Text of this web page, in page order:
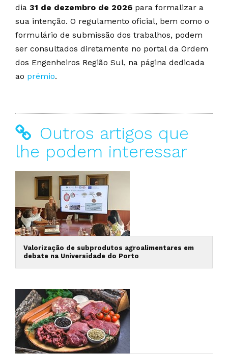
dia 31 de dezembro de 2026 para formalizar a
sua intenção. O regulamento oficial, bem como o
formulário de submissão dos trabalhos, podem
ser consultados diretamente no portal da Ordem
dos Engenheiros Região Sul, na página dedicada
ao prémio.
Outros artigos que
lhe podem interessar
Valorização de subprodutos agroalimentares em
debate na Universidade do Porto